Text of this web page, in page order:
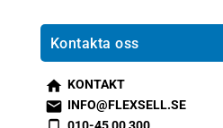
Kontakta oss
s
KONTAKT
INFO@FLEXSELL.SE